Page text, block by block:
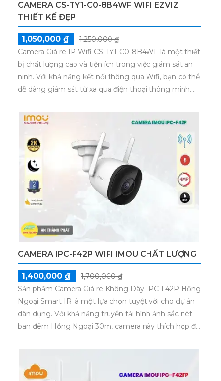
CAMERA CS-TY1-C0-8B4WF WIFI EZVIZ
THIẾT KẾ ĐẸP
1,050,000 ₫
1,250,000 ₫
Camera Giá re IP Wifi CS-TY1-C0-8B4WF là một thiết
bị chất lượng cao và tiện ích trong việc giám sát an
ninh. Với khả năng kết nối thông qua Wifi, bạn có thể
dễ dàng giám sát từ xa qua điện thoại thông minh.
cho phép bạn theo dõi mọi góc độ một cách linh
hoạt. Đèn hồng ngoại thông minh giúp camera hiển
thị hình ảnh rõ ràng trong điều kiện ánh sáng yếu. Với
giá cả phải chăng, CS-TY1-C0-8B4WF là sự lựa chọn
tuyệt vời cho gia đình và văn phòng của bạn.
CAMERA IPC-F42P WIFI IMOU CHẤT LƯỢNG
1,400,000 ₫
1,700,000 ₫
Sản phẩm Camera Giá re Không Dây IPC-F42P Hồng
Ngoại Smart IR là một lựa chọn tuyệt vời cho dự án
dân dụng. Với khả năng truyền tải hình ảnh sắc nét
ban đêm Hồng Ngoại 30m, camera này thích hợp để
giúp đảm bảo chất lượng không đổi khi truyền qua
công nghệ IP Wifi. Với chất lượng tốt, camera IPC-
F42P có khả năng tích hợp thu âm đáng quan tâm